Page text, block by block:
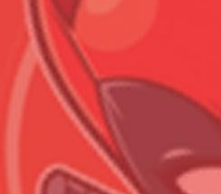
Всего позиций в корзине
Всего товара в корзине
Сумма к оплате (без